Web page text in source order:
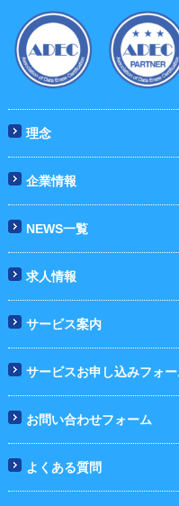
理念
企業情報
NEWS一覧
求人情報
サービス案内
サービスお申し込みフォ
お問い合わせフォーム
よくある質問